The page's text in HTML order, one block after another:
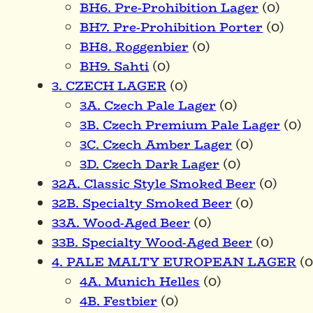
BH6. Pre-Prohibition Lager(0)
BH7. Pre-Prohibition Porter(0)
BH8. Roggenbier(0)
BH9. Sahti(0)
3. CZECH LAGER(0)
3A. Czech Pale Lager(0)
3B. Czech Premium Pale Lager(0)
3C. Czech Amber Lager(0)
3D. Czech Dark Lager(0)
32A. Classic Style Smoked Beer(0)
32B. Specialty Smoked Beer(0)
33A. Wood-Aged Beer(0)
33B. Specialty Wood-Aged Beer(0)
4. PALE MALTY EUROPEAN LAGER
4A. Munich Helles(0)
4B. Festbier(0)